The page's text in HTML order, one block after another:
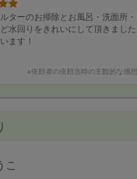
ターのお掃除とお風呂・洗面所
水回りをきれいにして頂きました
ます！
※依頼者の依頼当時の主観的な感想
こ